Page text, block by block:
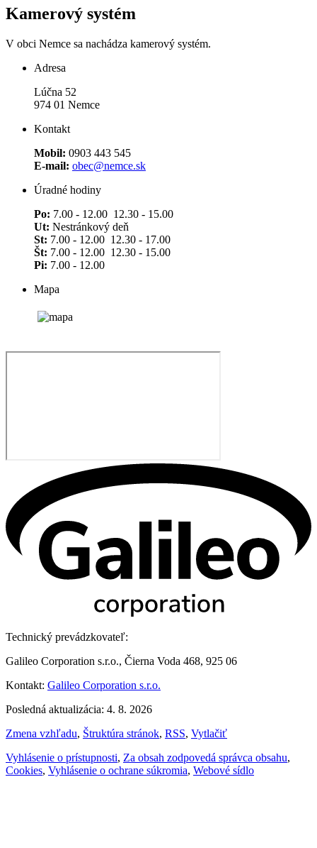
Kamerový systém
V obci Nemce sa nachádza kamerový systém.
Adresa
Lúčna 52
974 01 Nemce
Kontakt
Mobil: 0903 443 545
E-mail: obec@nemce.sk
Úradné hodiny
Po: 7.00 - 12.00 12.30 - 15.00
Ut: Nestránkový deň
St: 7.00 - 12.00 12.30 - 17.00
Št: 7.00 - 12.00 12.30 - 15.00
Pi: 7.00 - 12.00
Mapa
Technický prevádzkovateľ:
Galileo Corporation s.r.o., Čierna Voda 468, 925 06
Kontakt: Galileo Corporation s.r.o.
Posledná aktualizácia: 4. 8. 2026
Zmena vzhľadu, Štruktúra stránok, RSS, Vytlačiť
Vyhlásenie o prístupnosti, Za obsah zodpovedá správca obsahu,
Cookies, Vyhlásenie o ochrane súkromia, Webové sídlo